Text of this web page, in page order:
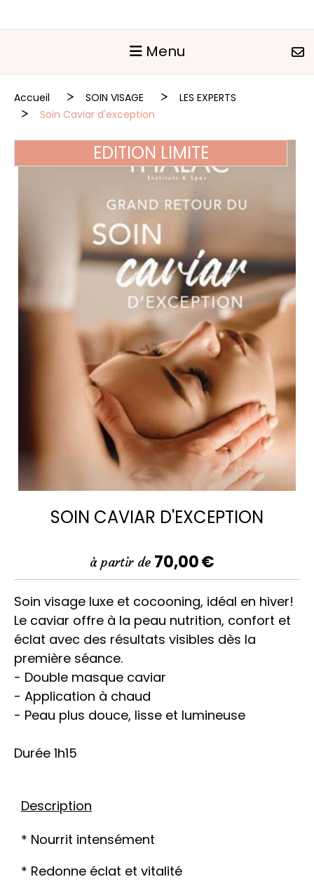
Menu
Accueil SOIN VISAGE
LES EXPERTS
Soin Caviar d'exception
EDITION LIMITE
SOIN CAVIAR D'EXCEPTION
à partir de 70,00€
Soin visage luxe et cocooning, idéal en hiver!
Le caviar offre à la peau nutrition, confort et
éclat avec des résultats visibles dès la
première séance.
- Double masque caviar
- Application à chaud
- Peau plus douce, lisse et lumineuse
Durée 1h15
Description
* Nourrit intensément
* Redonne éclat et vitalité